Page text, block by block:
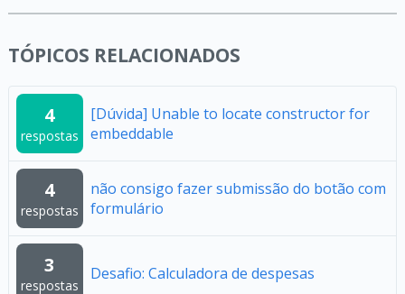
TÓPICOS RELACIONADOS
4
respostas
[Dúvida] Unable to locate constructor for
embeddable
4
respostas
não consigo fazer submissão do botão com
formulário
3
respostas
Desafio: Calculadora de despesas